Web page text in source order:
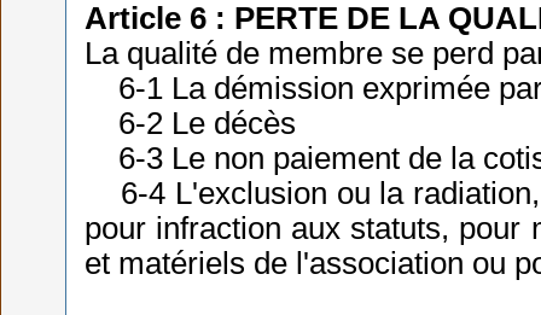
Article 6 : PERTE DE LA
La qualité de membre se perd
6-1 La démission exprimée
6-2 Le décès
6-3 Le non paiement de la
6-4 L'exclusion ou la
pour infraction aux statuts, pour
et matériels de l'association ou